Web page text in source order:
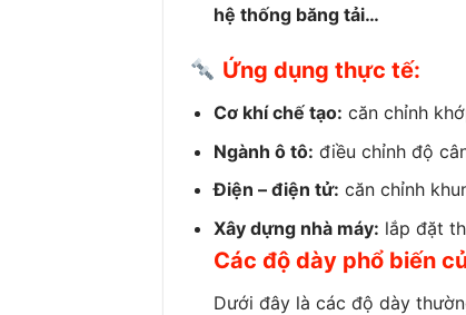
hệ thống băng tải…
Ứng dụng thực tế:
Cơ khí chế tạo: căn chỉnh
Ngành ô tô: điều chỉnh độ
Điện – điện tử: căn chỉnh
Xây dựng nhà máy: lắp đặt
Các độ dày phổ biến
Dưới đây là các độ dày